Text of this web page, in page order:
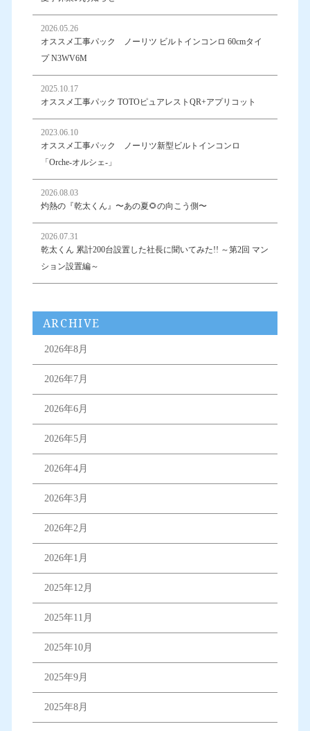
2026.05.26
オススメ工事パック ノーリツ ビルトインコンロ 60cmタイ
プ N3WV6M
2025.10.17
オススメ工事パック TOTOピュアレストQR+アプリコット
2023.06.10
オススメ工事パック ノーリツ新型ビルトインコンロ
「Orche-オルシェ-」
2026.08.03
灼熱の『乾太くん』〜あの夏🌻の向こう側〜
2026.07.31
乾太くん 累計200台設置した社長に聞いてみた!! ～第2回 マン
ション設置編～
ARCHIVE
2026年8月
2026年7月
2026年6月
2026年5月
2026年4月
2026年3月
2026年2月
2026年1月
2025年12月
2025年11月
2025年10月
2025年9月
2025年8月